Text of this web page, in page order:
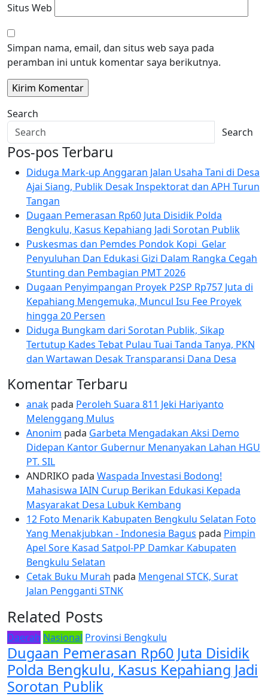
Situs Web
Simpan nama, email, dan situs web saya pada
peramban ini untuk komentar saya berikutnya.
Search
Search
Pos-pos Terbaru
Diduga Mark-up Anggaran Jalan Usaha Tani di Desa
Ajai Siang, Publik Desak Inspektorat dan APH Turun
Tangan
Dugaan Pemerasan Rp60 Juta Disidik Polda
Bengkulu, Kasus Kepahiang Jadi Sorotan Publik
Puskesmas dan Pemdes Pondok Kopi Gelar
Penyuluhan Dan Edukasi Gizi Dalam Rangka Cegah
Stunting dan Pembagian PMT 2026
Dugaan Penyimpangan Proyek P2SP Rp757 Juta di
Kepahiang Mengemuka, Muncul Isu Fee Proyek
hingga 20 Persen
Diduga Bungkam dari Sorotan Publik, Sikap
Tertutup Kades Tebat Pulau Tuai Tanda Tanya, PKN
dan Wartawan Desak Transparansi Dana Desa
Komentar Terbaru
anak pada Peroleh Suara 811 Jeki Hariyanto
Melenggang Mulus
Anonim pada Garbeta Mengadakan Aksi Demo
Didepan Kantor Gubernur Menanyakan Lahan HGU
PT. SIL
ANDRIKO pada Waspada Investasi Bodong!
Mahasiswa IAIN Curup Berikan Edukasi Kepada
Masyarakat Desa Lubuk Kembang
12 Foto Menarik Kabupaten Bengkulu Selatan Foto
Yang Menakjubkan - Indonesia Bagus pada Pimpin
Apel Sore Kasad Satpol-PP Damkar Kabupaten
Bengkulu Selatan
Cetak Buku Murah pada Mengenal STCK, Surat
Jalan Pengganti STNK
Related Posts
Daerah Nasional Provinsi Bengkulu
Dugaan Pemerasan Rp60 Juta Disidik
Polda Bengkulu, Kasus Kepahiang Jadi
Sorotan Publik